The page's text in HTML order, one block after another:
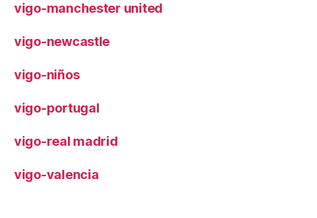
vigo-manchester united
vigo-newcastle
vigo-niños
vigo-portugal
vigo-real madrid
vigo-valencia